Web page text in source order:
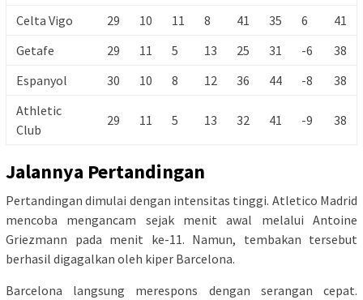
Celta Vigo 29 10 11 8 41 35 6
41
Getafe
29 11 5 13 25 31 -6
38
Espanyol
30 10 8 12 36 44 -8
38
Athletic
Club
29 11 5 13 32 41 -9 38
Jalannya Pertandingan
Pertandingan dimulai dengan intensitas tinggi. Atletico Madrid
mencoba mengancam sejak menit awal melalui Antoine
Griezmann pada menit ke-11. Namun, tembakan tersebut
berhasil digagalkan oleh kiper Barcelona.
Barcelona langsung merespons dengan serangan cepat.